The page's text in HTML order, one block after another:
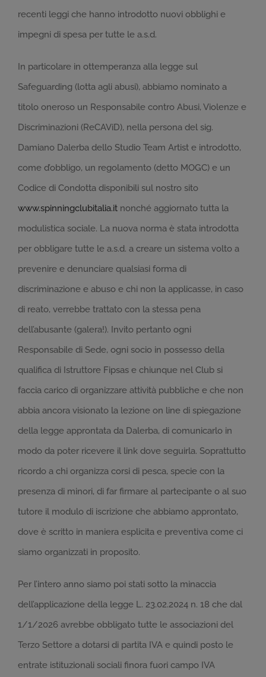
recenti leggi che hanno introdotto nuovi obblighi e
impegni di spesa per tutte le a.s.d.
In particolare in ottemperanza alla legge sul
Safeguarding (lotta agli abusi), abbiamo nominato a
titolo oneroso un Responsabile contro Abusi, Violenze e
Discriminazioni (ReCAViD), nella persona del sig.
Damiano Dalerba dello Studio Team Artist e introdotto,
come d’obbligo, un regolamento (detto MOGC) e un
Codice di Condotta disponibili sul nostro sito
www.spinningclubitalia.it nonché aggiornato tutta la
modulistica sociale. La nuova norma è stata introdotta
per obbligare tutte le a.s.d. a creare un sistema volto a
prevenire e denunciare qualsiasi forma di
discriminazione e abuso e chi non la applicasse, in caso
di reato, verrebbe trattato con la stessa pena
dell’abusante (galera!). Invito pertanto ogni
Responsabile di Sede, ogni socio in possesso della
qualifica di Istruttore Fipsas e chiunque nel Club si
faccia carico di organizzare attività pubbliche e che non
abbia ancora visionato la lezione on line di spiegazione
della legge approntata da Dalerba, di comunicarlo in
modo da poter ricevere il link dove seguirla. Soprattutto
ricordo a chi organizza corsi di pesca, specie con la
presenza di minori, di far firmare al partecipante o al suo
tutore il modulo di iscrizione che abbiamo approntato,
dove è scritto in maniera esplicita e preventiva come ci
siamo organizzati in proposito.
Per l’intero anno siamo poi stati sotto la minaccia
dell’applicazione della legge L. 23.02.2024 n. 18 che dal
1/1/2026 avrebbe obbligato tutte le associazioni del
Terzo Settore a dotarsi di partita IVA e quindi posto le
entrate istituzionali sociali finora fuori campo IVA